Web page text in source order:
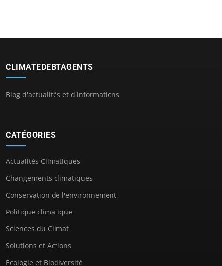
CLIMATEDEBTAGENTS
Blog d'actualités et d'informations
CATÉGORIES
Actualités Climatiques
Changements climatiques
Conservation de l'environnement
Politique climatique
Sciences du Climat
Solutions et Actions
Écologie et Biodiversité